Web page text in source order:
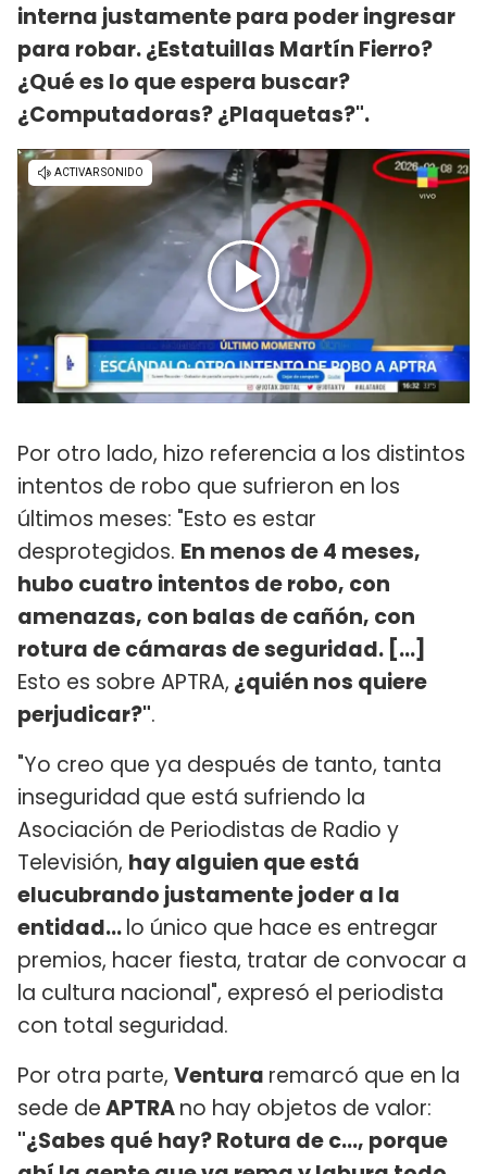
interna justamente para poder ingresar
para robar. ¿Estatuillas Martín Fierro?
¿Qué es lo que espera buscar?
¿Computadoras? ¿Plaquetas?".
Por otro lado, hizo referencia a los distintos
intentos de robo que sufrieron en los
últimos meses: "Esto es estar
desprotegidos. En menos de 4 meses,
hubo cuatro intentos de robo, con
amenazas, con balas de cañón, con
rotura de cámaras de seguridad. [...]
Esto es sobre APTRA, ¿quién nos quiere
perjudicar?".
"Yo creo que ya después de tanto, tanta
inseguridad que está sufriendo la
Asociación de Periodistas de Radio y
Televisión, hay alguien que está
elucubrando justamente joder a la
entidad...lo único que hace es entregar
premios, hacer fiesta, tratar de convocar a
la cultura nacional", expresó el periodista
con total seguridad.
Por otra parte, Ventura remarcó que en la
sede deAPTRAno hay objetos de valor:
"¿Sabes qué hay? Rotura de c..., porque